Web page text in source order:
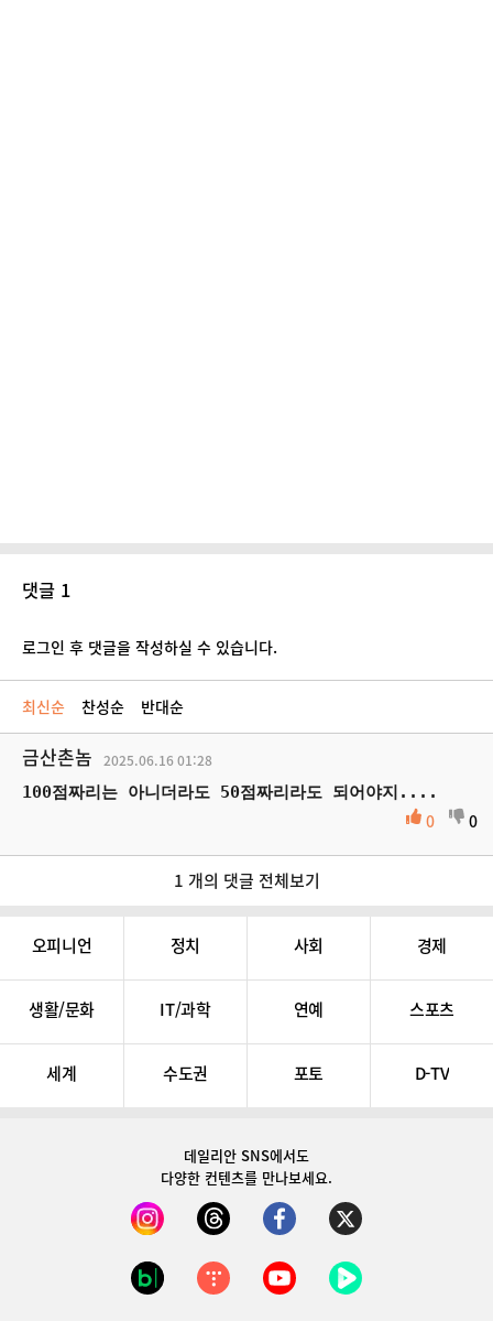
댓글 1
로그인 후 댓글을 작성하실 수 있습니다.
최신순 찬성순 반대순
금산촌놈 2025.06.1601:28
100점짜리는 아니더라도 50점짜리라도 되어야지....
0 0
1 개의 댓글 전체보기
오피니언 정치 사회 경제
생활/문화 IT/과학 연예 스포츠
세계 수도권 포토 D-TV
데일리안 SNS에서도
다양한 컨텐츠를 만나보세요.